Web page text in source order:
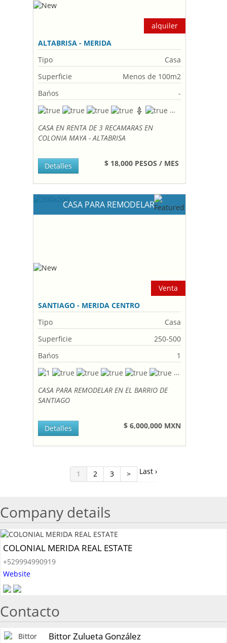
alquiler
ALTABRISA - MERIDA
Tipo
Casa
Superficie
Menos de 100m2
Bańos
-
CASA EN RENTA DE 3 RECAMARAS EN
COLONIA MAYA - ALTABRISA
$ 18,000 PESOS / MES
Detalles
CASA PARA REMODELAR
Venta
SANTIAGO - MERIDA CENTRO
Tipo
Casa
Superficie
250-500
Bańos
1
CASA PARA REMODELAR EN EL BARRIO DE
SANTIAGO
$ 6,000,000 MXN
Detalles
1 2 3 > Last ›
Company details
COLONIAL MERIDA REAL ESTATE
+529994990919
Website
Contacto
Bittor Zulueta González